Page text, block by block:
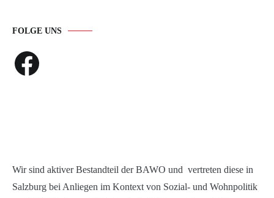
FOLGE UNS
Facebook
Wir sind aktiver Bestandteil der BAWO und vertreten diese in
Salzburg bei Anliegen im Kontext von Sozial- und Wohnpolitik